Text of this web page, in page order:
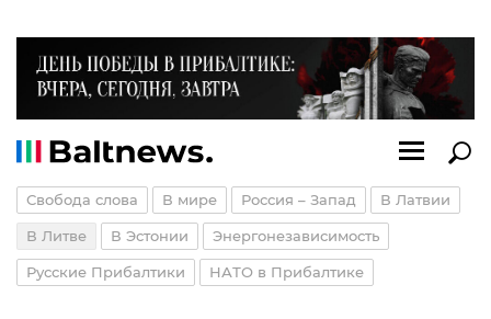
Свобода слова В мире Россия – Запад В Латвии
В Литве В Эстонии Энергонезависимость
Русские Прибалтики НАТО в Прибалтике